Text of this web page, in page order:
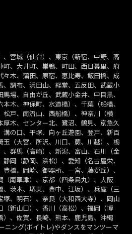
宮城（仙台）、東京（新宿、中野、高
、大井町、巣鴨、町田、西日暮里、府
木、蒲田、原宿、恵比寿、飯田橋、成
調布、浜田山、経堂、五反田、武蔵小
場、自由が丘、武蔵小金井、中目黒、
木、神保町、水道橋）、千葉（船橋、
戸、南流山、西船橋）、神奈川（横
木、センター北、鷺沼、鶴見、京急久
の口、平塚、向ヶ丘遊園、登戸、新百
（大宮、所沢、川口、蕨、川越）、栃
群馬（高崎）、新潟、富山、石川（金
岡（静岡、浜松）、愛知（名古屋栄、
橋、岡崎、御器所、一宮、藤が丘）、
南草津）、京都（四条烏丸）、大阪
、茨木、堺東、豊中、江坂）、兵庫（三
塚、明石）、奈良（大和西大寺）、岡山
（新山口）、香川（高松）、福岡（博
）、佐賀、長崎、熊本、鹿児島、沖縄
ニング(ボイトレ)やダンスをマンツーマ